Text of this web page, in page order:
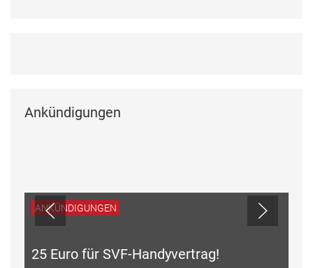
Ankündigungen
ANKÜNDIGUNGEN
25 Euro für SVF-Handyvertrag!